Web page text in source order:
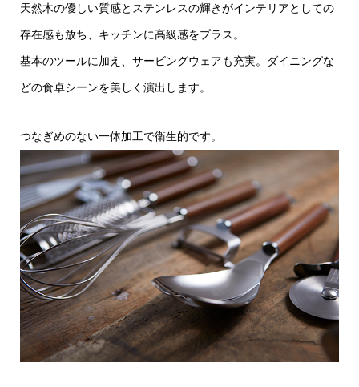
天然木の優しい質感とステンレスの輝きがインテリアとしての
存在感も放ち、キッチンに高級感をプラス。
基本のツールに加え、サービングウェアも充実。ダイニングな
どの食卓シーンを美しく演出します。
つなぎめのない一体加工で衛生的です。